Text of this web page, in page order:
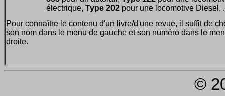
électrique, Type 202 pour une locomotive Diesel,
Pour connaître le contenu d'un livre/d'une revue, il suffit de
son nom dans le menu de gauche et son numéro dans le
droite.
©